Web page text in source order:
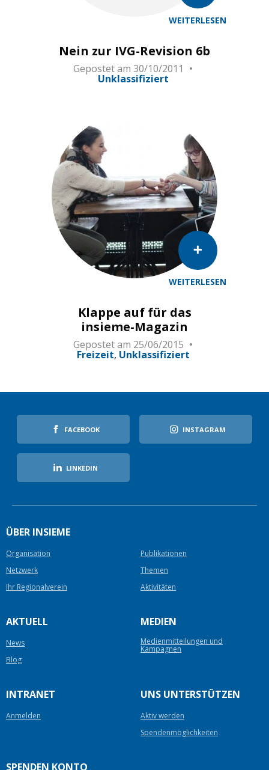
WEITERLESEN
Nein zur IVG-Revision 6b
Gepostet am 30/10/2011
Unklassifiziert
WEITERLESEN
Klappe auf für das
insieme-Magazin
Gepostet am 25/06/2015
Freizeit Unklassifiziert
FACEBOOK INSTAGRAM
LINKEDIN
ÜBER INSIEME
Organisation
Publikationen
Netzwerk
Themen
Ihr Regionalverein
Aktivitäten
AKTUELL
News
Blog
MEDIEN
Medienmitteilungen und
Kampagnen
INTRANET
Anmelden
UNS UNTERSTÜTZEN
Aktiv werden
Spendenmöglichkeiten
SPENDEN KONTO